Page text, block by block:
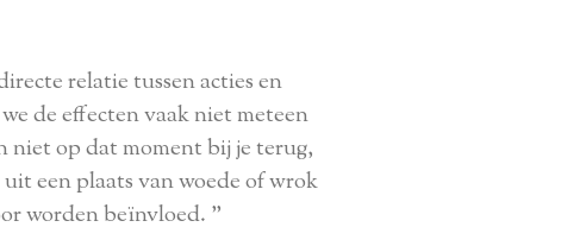
relatie tussen acties en
de effecten vaak niet meteen
niet op dat moment bij je terug,
een plaats van woede of wrok
worden beïnvloed. "